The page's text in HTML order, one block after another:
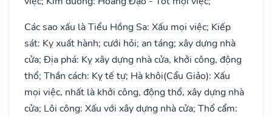
Các sao xấu là Tiểu Hồng Sa: Xấu mọi việc; Kiếp
sát: Kỵ xuất hành; cưới hỏi; an táng; xây dựng nhà
cửa; Địa phá: Kỵ xây dựng nhà cửa, khởi công, động
thổ; Thần cách: Kỵ tế tự; Hà khôi(Cẩu Giảo): Xấu
mọi việc, nhất là khởi công, động thổ, xây dựng nhà
cửa; Lôi công: Xấu với xây dựng nhà cửa; Thổ cẩm: